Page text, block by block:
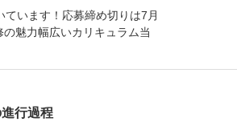
います！応募締め切りは7月
魅力幅広いカリキュラム当
行過程